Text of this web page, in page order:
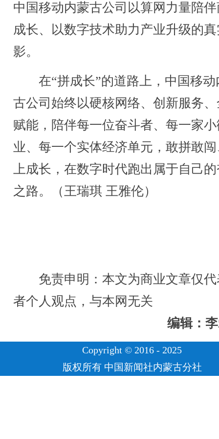
中国移动内蒙古公司以算网力量陪
成长、以数字技术助力产业升级的
影。
在“拼成长”的道路上，中国移动
古公司始终以硬核网络、创新服务
赋能，陪伴每一位奋斗者、每一家
业、每一个实体经济单元，敢拼敢
上成长，在数字时代跑出属于自己
之路。（王瑞琪 王雅伦）
免责申明：本文为商业文章仅代
者个人观点，与本网无关
编辑：
Copyright © 2016 - 2025
版权所有 中国新闻社内蒙古分社